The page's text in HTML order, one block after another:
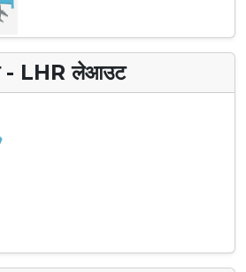
- LHR लेआउट